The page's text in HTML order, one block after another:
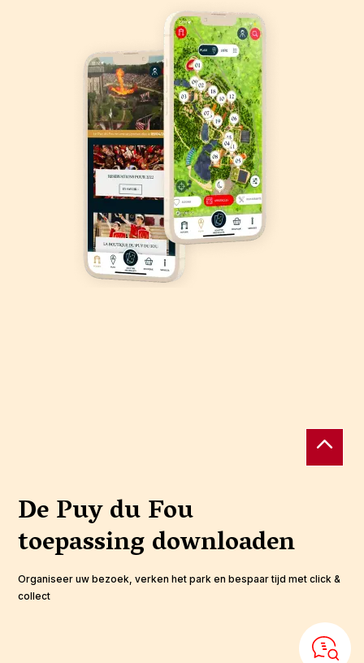
De Puy du Fou
toepassingdownloaden
Organiseer uw bezoek, verken het park en bespaar tijd met click &
collect